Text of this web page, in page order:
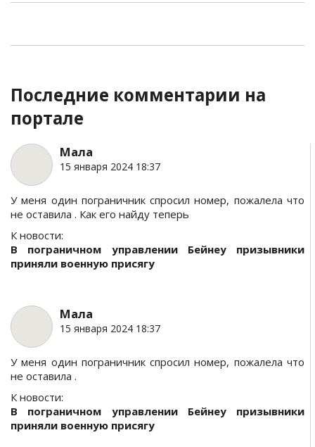
Последние комментарии на
портале
Мала
15 января 2024 18:37
У меня один пограничник спросил номер, пожалела что
не оставила . Как его найду теперь
К новости:
В пограничном управлении Бейнеу призывники
приняли военную присягу
Мала
15 января 2024 18:37
У меня один пограничник спросил номер, пожалела что
не оставила .
К новости:
В пограничном управлении Бейнеу призывники
приняли военную присягу